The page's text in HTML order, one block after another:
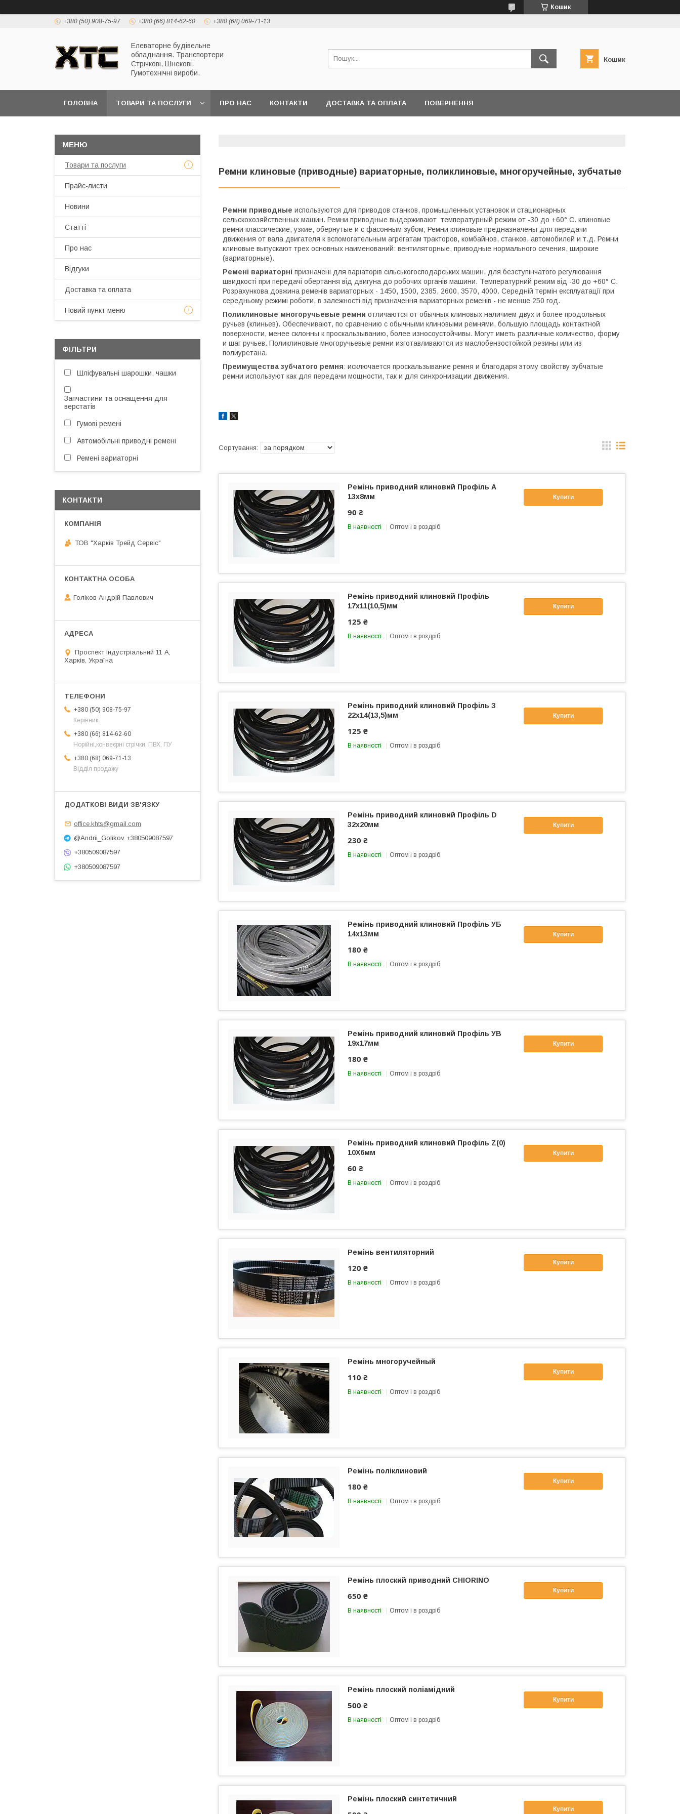
Кошик
+380 (50) 908-75-97 +380 (66) 814-62-60 +380 (68) 069-71-13
Елеваторне будівельне
обладнання. Транспортери
Стрічкові, Шнекові.
Гумотехнічні вироби.
Кошик
ГОЛОВНА ТОВАРИ ТА ПОСЛУГИ ПРО НАС КОНТАКТИ ДОСТАВКА ТА ОПЛАТА ПОВЕРНЕННЯ
Ремни клиновые (приводные) вариаторные, поликлиновые, многоручейные, зубчатые
Ремни приводные используются для приводов станков, промышленных установок и стационарных
сельскохозяйственных машин. Ремни приводные выдерживают температурный режим от -30 до +60° С. клиновые
ремни классические, узкие, обёрнутые и с фасонным зубом; Ремни клиновые предназначены для передачи
движения от вала двигателя к вспомогательным агрегатам тракторов, комбайнов, станков, автомобилей и т.д. Ремни
клиновые выпускают трех основных наименований: вентиляторные, приводные нормального сечения, широкие
(вариаторные).
Ремені вариаторні призначені для варіаторів сільськогосподарських машин, для безступінчатого регулювання
швидкості при передачі обертання від двигуна до робочих органів машини. Температурний режим від -30 до +60° С.
Розрахункова довжина ременів вариаторных - 1450, 1500, 2385, 2600, 3570, 4000. Середній термін експлуатації при
середньому режимі роботи, в залежності від призначення вариаторных ременів - не менше 250 год.
Поликлиновые многоручьевые ремни отличаются от обычных клиновых наличием двух и более продольных
ручьев (клиньев). Обеспечивают, по сравнению с обычными клиновыми ремнями, большую площадь контактной
поверхности, менее склонны к проскальзыванию, более износоустойчивы. Могут иметь различные количество, форму
и шаг ручьев. Поликлиновые многоручьевые ремни изготавливаются из маслобензостойкой резины или из
полиуретана.
Преимущества зубчатого ремня: исключается проскальзывание ремня и благодаря этому свойству зубчатые
ремни используют как для передачи мощности, так и для синхронизации движения.
Купити
Ремінь приводний клиновий Профіль А
13х8мм
90 ₴
В наявності Оптом і в роздріб
Купити
Ремінь приводний клиновий Профіль
17х11(10,5)мм
125 ₴
В наявності Оптом і в роздріб
Купити
Ремінь приводний клиновий Профіль З
22х14(13,5)мм
125 ₴
В наявності Оптом і в роздріб
Купити
Ремінь приводний клиновий Профіль D
32х20мм
230 ₴
В наявності Оптом і в роздріб
Купити
Ремінь приводний клиновий Профіль УБ
14х13мм
180 ₴
В наявності Оптом і в роздріб
Купити
Ремінь приводний клиновий Профіль УВ
19х17мм
180 ₴
В наявності Оптом і в роздріб
Купити
Ремінь приводний клиновий Профіль Z(0)
10Х6мм
60 ₴
В наявності Оптом і в роздріб
Купити
Ремінь вентиляторний
120 ₴
В наявності Оптом і в роздріб
Купити
Ремінь многоручейный
110 ₴
В наявності Оптом і в роздріб
Купити
Ремінь поліклиновий
180 ₴
В наявності Оптом і в роздріб
Купити
Ремінь плоский приводний CHIORINO
650 ₴
В наявності Оптом і в роздріб
Купити
Ремінь плоский поліамідний
500 ₴
В наявності Оптом і в роздріб
Купити
Ремінь плоский синтетичний
Товари та послуги
Прайс-листи
Новини
Статті
Про нас
Відгуки
Доставка та оплата
Новий пункт меню
ФІЛЬТРИ
Шліфувальні шарошки, чашки
Запчастини та оснащення для
верстатів
Гумові ремені
Автомобільні приводні ремені
Ремені вариаторні
КОНТАКТИ
ТОВ "Харків Трейд Сервіс"
Голіков Андрій Павлович
Проспект Індустріальний 11 А,
Харків, Україна
+380 (50) 908-75-97
Керівник
+380 (66) 814-62-60
Норійні,конвеєрні стрічки, ПВХ, ПУ
+380 (68) 069-71-13
Відділ продажу
office.khts@gmail.com
@Andrii_Golikov +380509087597
+380509087597
+380509087597